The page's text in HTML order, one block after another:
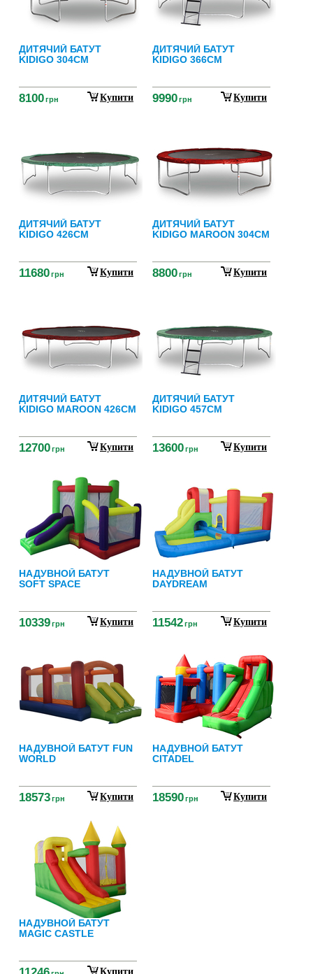
ДИТЯЧИЙ БАТУТ
KIDIGO 304СМ
8100грн Купити
ДИТЯЧИЙ БАТУТ
KIDIGO 366СМ
9990грн Купити
ДИТЯЧИЙ БАТУТ
KIDIGO 426СМ
11680грн Купити
ДИТЯЧИЙ БАТУТ
KIDIGO MAROON 304СМ
8800грн Купити
ДИТЯЧИЙ БАТУТ
KIDIGO MAROON 426СМ
12700грн Купити
ДИТЯЧИЙ БАТУТ
KIDIGO 457СМ
13600грн Купити
НАДУВНОЙ БАТУТ
SOFT SPACE
10339грн Купити
НАДУВНОЙ БАТУТ
DAYDREAM
11542грн Купити
НАДУВНОЙ БАТУТ FUN
WORLD
18573грн Купити
НАДУВНОЙ БАТУТ
CITADEL
18590грн Купити
НАДУВНОЙ БАТУТ
MAGIC CASTLE
Купити